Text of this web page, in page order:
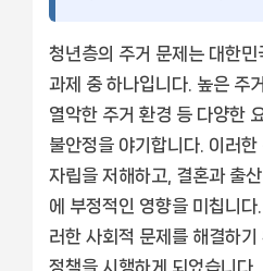
청년층의 주거 문제는 대한
과제 중 하나입니다. 높은 주
열악한 주거 환경 등 다양한
불안정을 야기합니다. 이러
자립을 저해하고, 결혼과 출
에 부정적인 영향을 미칩니다
러한 사회적 문제를 해결하
정책을 시행하게 되었습니다.